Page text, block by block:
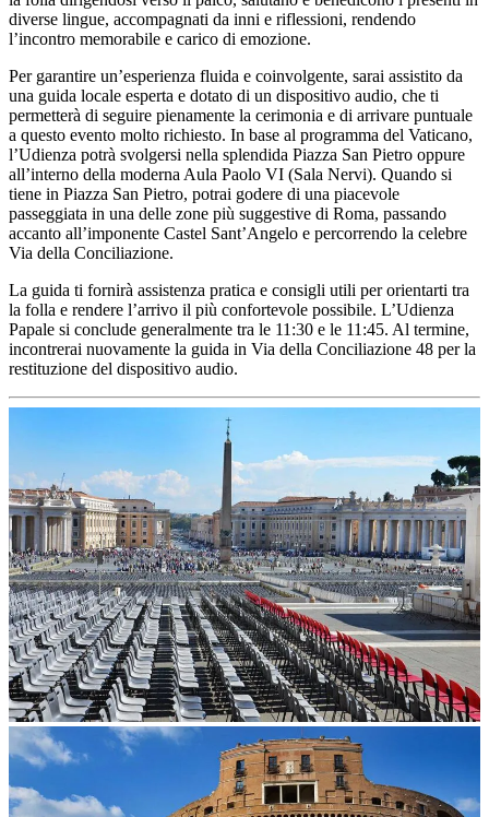
diverse lingue, accompagnati da inni e riflessioni, rendendo
l’incontro memorabile e carico di emozione.
Per garantire un’esperienza fluida e coinvolgente, sarai assistito da
una guida locale esperta e dotato di un dispositivo audio, che ti
permetterà di seguire pienamente la cerimonia e di arrivare puntuale
a questo evento molto richiesto. In base al programma del Vaticano,
l’Udienza potrà svolgersi nella splendida Piazza San Pietro oppure
all’interno della moderna Aula Paolo VI (Sala Nervi). Quando si
tiene in Piazza San Pietro, potrai godere di una piacevole
passeggiata in una delle zone più suggestive di Roma, passando
accanto all’imponente Castel Sant’Angelo e percorrendo la celebre
Via della Conciliazione.
La guida ti fornirà assistenza pratica e consigli utili per orientarti tra
la folla e rendere l’arrivo il più confortevole possibile. L’Udienza
Papale si conclude generalmente tra le 11:30 e le 11:45. Al termine,
incontrerai nuovamente la guida in Via della Conciliazione 48 per la
restituzione del dispositivo audio.